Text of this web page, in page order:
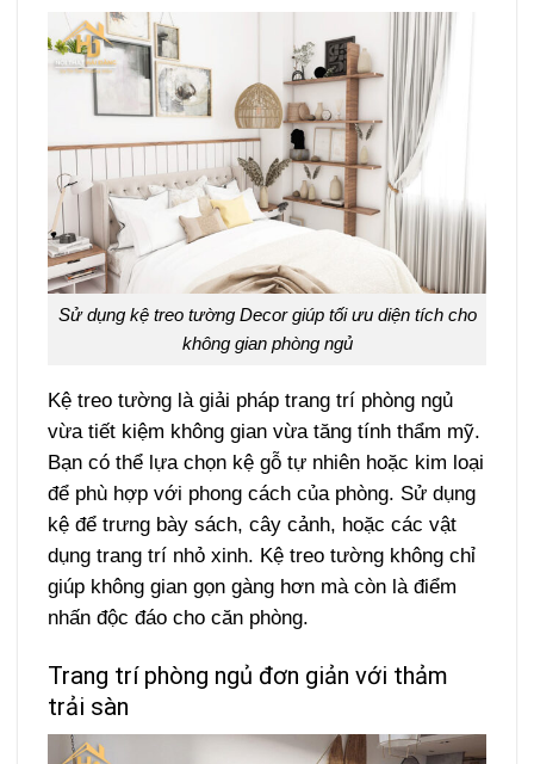
Sử dụng kệ treo tường Decor giúp tối ưu diện tích cho
không gian phòng ngủ
Kệ treo tường là giải pháp trang trí phòng ngủ
vừa tiết kiệm không gian vừa tăng tính thẩm mỹ.
Bạn có thể lựa chọn kệ gỗ tự nhiên hoặc kim loại
để phù hợp với phong cách của phòng. Sử dụng
kệ để trưng bày sách, cây cảnh, hoặc các vật
dụng trang trí nhỏ xinh. Kệ treo tường không chỉ
giúp không gian gọn gàng hơn mà còn là điểm
nhấn độc đáo cho căn phòng.
Trang trí phòng ngủ đơn giản với thảm
trải sàn